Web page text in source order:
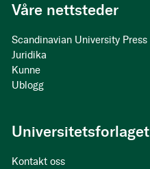
Våre nettsteder
Scandinavian University Press
Juridika
Kunne
Ublogg
Universitetsforlaget
Kontakt oss